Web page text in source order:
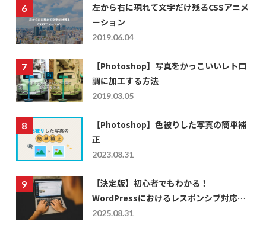
左から右に現れて文字だけ残るCSSアニメ
ーション
2019.06.04
【Photoshop】写真をかっこいいレトロ
調に加工する方法
2019.03.05
【Photoshop】色被りした写真の簡単補
正
2023.08.31
【決定版】初心者でもわかる！
WordPressにおけるレスポンシブ対応の
仕方を徹底解説
2025.08.31